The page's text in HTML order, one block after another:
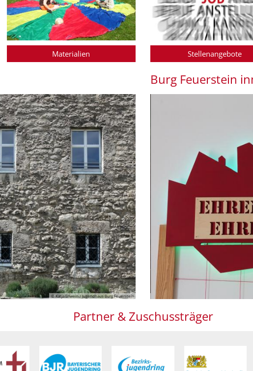
Materialien Stellenangebote
Burg Feuerstein
Partner & Zuschussträger